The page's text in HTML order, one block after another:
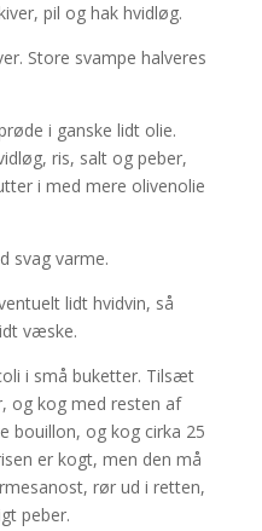
pil og hak hvidløg.
Store svampe halveres
i ganske lidt olie.
ris, salt og peber,
i med mere olivenolie
svag varme.
lidt hvidvin, så
væske.
i små buketter. Tilsæt
og kog med resten af
og kog cirka 25
er kogt, men den må
rør ud i retten,
peber.